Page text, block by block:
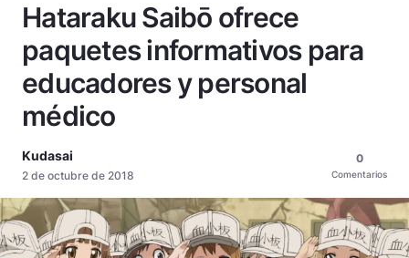
Hataraku Saibō ofrece
paquetes informativos para
educadores y personal
médico
Kudasai
2 de octubre de 2018
0
Comentarios